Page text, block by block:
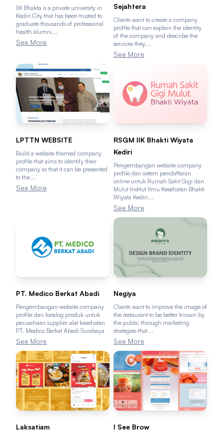
IIK Bhakta is a private university in
Kediri City that has been trusted to
graduate thousands of professional
health alumni...
See More
Sejahtera
Clients want to create a company
profile that can explain the identity
of the company and describe the
services they...
See More
LPTTN WEBSITE
Build a website themed company
profile that aims to identify their
company so that it can be presented
to the...
See More
RSGM IIK Bhakti Wiyata
Kediri
Pengembangan website company
profile dan sistem pendaftaran
online untuk Rumah Sakit Gigi dan
Mulut Institut Ilmu Kesehatan Bhakti
Wiyata Kediri...
See More
PT. Medico Berkat Abadi
Pengembangan website company
profile dan katalog produk untuk
perusahaan supplier alat kesehatan
PT. Medico Berkat Abadi Surabaya
See More
Negiya
Clients want to improve the image of
the restaurant to be better known by
the public through marketing
strategies that...
See More
Laksatiam I See Brow